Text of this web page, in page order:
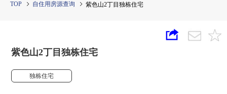
TOP 自住用房源查询 紫色山2丁目独栋住宅
紫色山2丁目独栋住宅
独栋住宅